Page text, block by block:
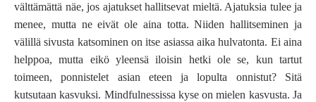
välttämättä näe, jos ajatukset hallitsevat mieltä. Ajatuksia tulee ja
menee, mutta ne eivät ole aina totta. Niiden hallitseminen ja
välillä sivusta katsominen on itse asiassa aika hulvatonta. Ei aina
helppoa, mutta eikö yleensä iloisin hetki ole se, kun tartut
toimeen, ponnistelet asian eteen ja lopulta onnistut? Sitä
kutsutaan kasvuksi. Mindfulnessissa kyse on mielen kasvusta. Ja